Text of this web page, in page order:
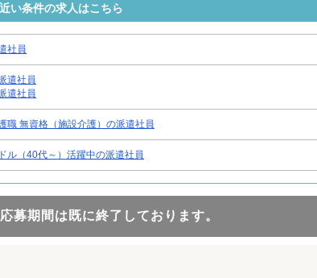
い条件の求人はこちら
社員
遣社員
遣社員
職 無資格（施設介護）の派遣社員
ル（40代～）活躍中の派遣社員
募期間は既に終了しております。